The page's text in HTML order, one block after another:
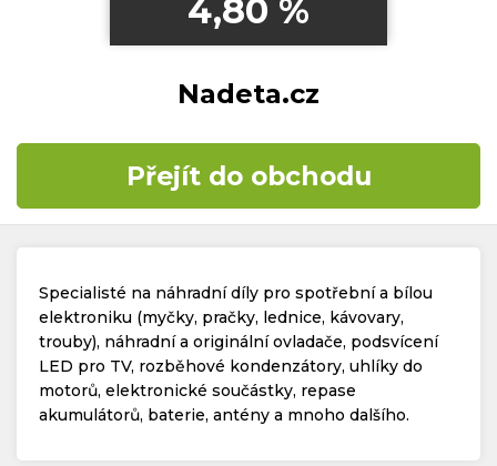
Časté dotazy
Kontakt
Copyright © 2019 - 2026. Všechna práva vyhrazena.
4,80 %
Nadeta.cz
Přejít do obchodu
Specialisté na náhradní díly pro spotřební a bílou
elektroniku (myčky, pračky, lednice, kávovary,
trouby), náhradní a originální ovladače, podsvícení
LED pro TV, rozběhové kondenzátory, uhlíky do
motorů, elektronické součástky, repase
akumulátorů, baterie, antény a mnoho dalšího.